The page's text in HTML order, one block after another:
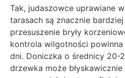
Tak, judaszowce uprawiane
tarasach są znacznie
przesuszenie bryły
kontrola wilgotności
dni. Doniczka o średnicy 20-
drzewka może błyskawicznie